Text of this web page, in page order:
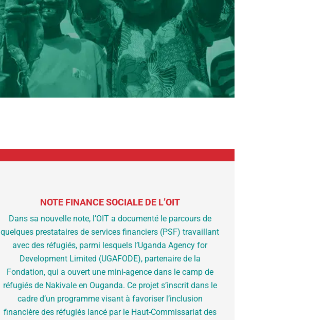
NOTE FINANCE SOCIALE DE L’OIT
Dans sa nouvelle note, l’OIT a documenté le parcours de
quelques prestataires de services financiers (PSF) travaillant
avec des réfugiés, parmi lesquels l’Uganda Agency for
Development Limited (UGAFODE), partenaire de la
Fondation, qui a ouvert une mini-agence dans le camp de
réfugiés de Nakivale en Ouganda. Ce projet s’inscrit dans le
cadre d’un programme visant à favoriser l’inclusion
financière des réfugiés lancé par le Haut-Commissariat des